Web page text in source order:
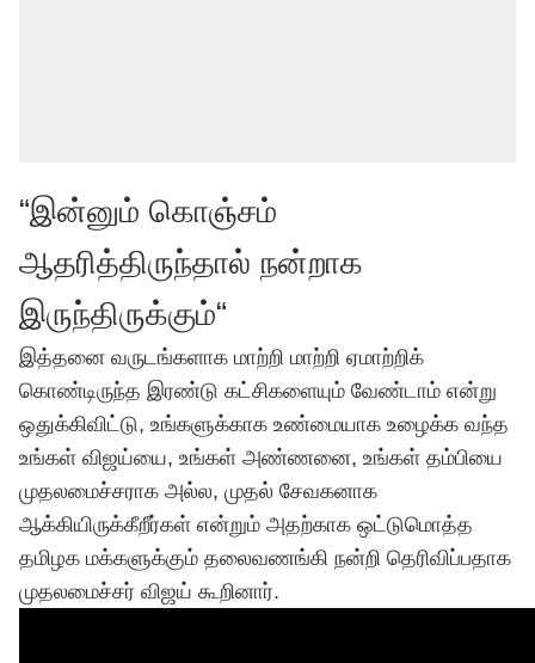
“இன்னும் கொஞ்சம்
ஆதரித்திருந்தால் நன்றாக
இருந்திருக்கும்“
இத்தனை வருடங்களாக மாற்றி மாற்றி ஏமாற்றிக்
கொண்டிருந்த இரண்டு கட்சிகளையும் வேண்டாம் என்று
ஒதுக்கிவிட்டு, உங்களுக்காக உண்மையாக உழைக்க வந்த
உங்கள் விஜய்யை, உங்கள் அண்ணனை, உங்கள் தம்பியை
முதலமைச்சராக அல்ல, முதல் சேவகனாக
ஆக்கியிருக்கீறீர்கள் என்றும் அதற்காக ஒட்டுமொத்த
தமிழக மக்களுக்கும் தலைவணங்கி நன்றி தெரிவிப்பதாக
முதலமைச்சர் விஜய் கூறினார்.